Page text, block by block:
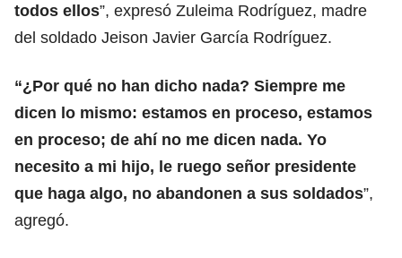
todos ellos”, expresó Zuleima Rodríguez, madre
del soldado Jeison Javier García Rodríguez.
“¿Por qué no han dicho nada? Siempre me
dicen lo mismo: estamos en proceso, estamos
en proceso; de ahí no me dicen nada. Yo
necesito a mi hijo, le ruego señor presidente
que haga algo, no abandonen a sus soldados”,
agregó.